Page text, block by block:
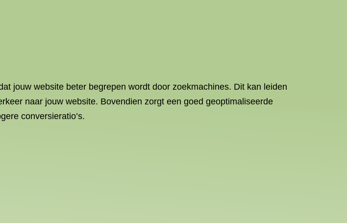
jouw website beter begrepen wordt door zoekmachines. Dit kan leiden
naar jouw website. Bovendien zorgt een goed geoptimaliseerde
conversieratio’s.